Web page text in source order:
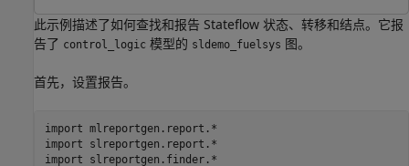
此示例描述了如何查找和报告 Stateflow 状态、转移和结点。它报
告了 control_logic 模型的 sldemo_fuelsys 图。
首先，设置报告。
import mlreportgen.report.*
import
slreportgen.report.*
import
slreportgen.finder.*